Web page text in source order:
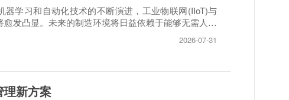
器学习和自动化技术的不断演进，工业物联网(IIoT)与
愈发凸显。未来的制造环境将日益依赖于能够无需人工
2026-07-31
理新方案